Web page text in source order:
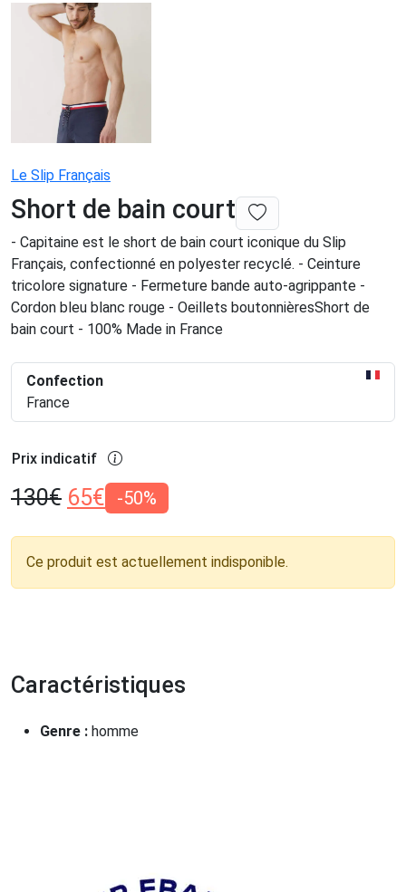
Le Slip Français
Short de bain court
- Capitaine est le short de bain court iconique du Slip
Français, confectionné en polyester recyclé. - Ceinture
tricolore signature - Fermeture bande auto-agrippante -
Cordon bleu blanc rouge - Oeillets boutonnièresShort de
bain court - 100% Made in France
Confection
France
Prix indicatif
130€ 65€ -50%
Ce produit est actuellement indisponible.
Caractéristiques
Genre : homme